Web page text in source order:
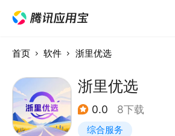
首页 软件 浙里优选
浙里优选
0.0 8下载
综合服务